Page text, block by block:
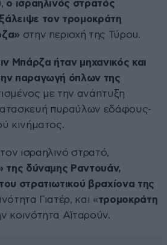
ο ισραηλινός στρατός
τον τρομοκράτη
στην περιοχή της Τύρου.
Μπάρζα ήταν μηχανικός και
παραγωγή όπλων της
με την ανάπτυξη
πυραύλων εδάφους-
κινήματος.
ισραηλινό στρατό,
της δύναμης Ραντουάν,
στρατιωτικού βραχίονα της
Γιατέρ, και «τρομοκράτη
κοινότητα Αϊταρούν.